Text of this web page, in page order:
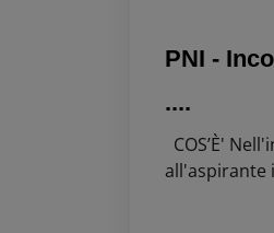
PNI -
....
COS’È'
all'aspirante